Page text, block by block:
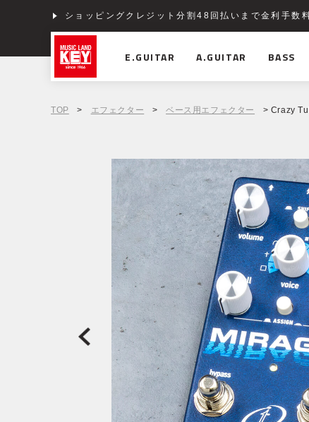
ショッピングクレジット分割48回払いまで金利手数
E.GUITAR A.GUITAR BASS
TOP > エフェクター > ベース用エフェクター > Crazy